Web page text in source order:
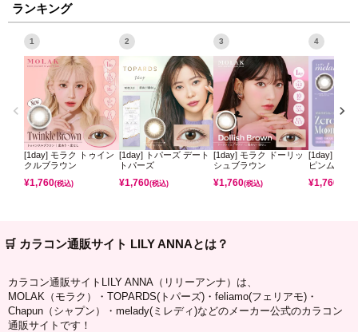
ランキング
1
[1day] モラク トゥイン
クルブラウン
¥1,760(税込)
2
[1day] トパーズ デート
トパーズ
¥1,760(税込)
3
[1day] モラク ドーリッ
シュブラウン
¥1,760(税込)
4
[1day] ミレ
ピンムーン
¥1,760
🛒 カラコン通販サイト LILY ANNAとは？
カラコン通販サイトLILY ANNA（リリーアンナ）は、
MOLAK（モラク）・TOPARDS(トパーズ)・feliamo(フェリアモ)・
Chapun（シャプン）・melady(ミレディ)などのメーカー公式のカラコン
通販サイトです！